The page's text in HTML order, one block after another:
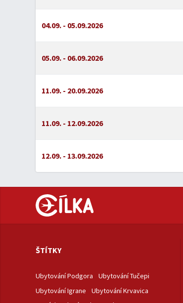
04.09. - 05.09.2026
05.09. - 06.09.2026
11.09. - 20.09.2026
11.09. - 12.09.2026
12.09. - 13.09.2026
ŠTÍTKY
Ubytování Podgora
Ubytování Tučepi
Ubytování Igrane
Ubytování Krvavica